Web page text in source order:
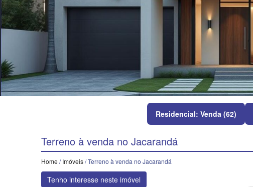
Residencial: Venda (62)
Terreno à venda no Jacarandá
Home /Imóveis/ Terreno à venda no Jacarandá
Tenho interesse neste imóvel